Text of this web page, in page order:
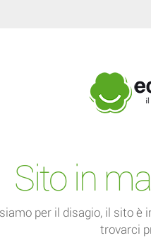
Sito in
per il disagio, il sito è
trovarci